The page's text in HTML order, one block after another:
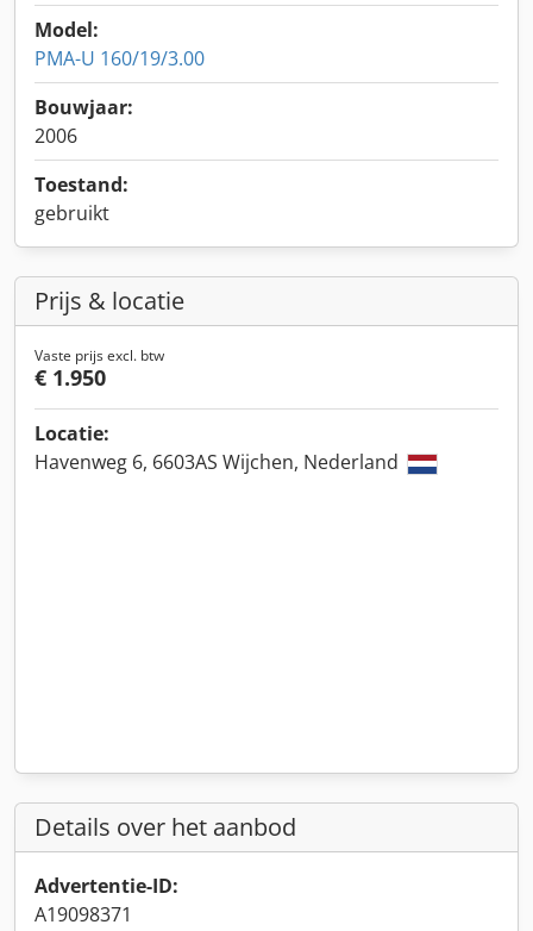
Model:
PMA-U 160/19/3.00
Bouwjaar:
2006
Toestand:
gebruikt
Prijs & locatie
Vaste prijs excl. btw
€ 1.950
Locatie:
Havenweg 6, 6603AS Wijchen, Nederland
Details over het aanbod
Advertentie-ID:
A19098371